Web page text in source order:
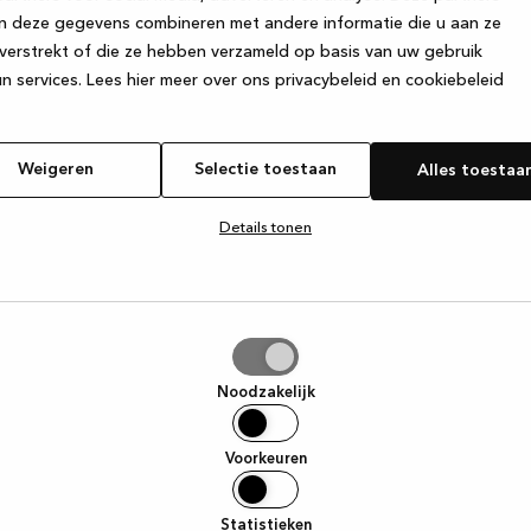
deze gegevens combineren met andere informatie die u aan ze
of die ze hebben verzameld op basis van uw gebruik
services. Lees hier meer over ons privacybeleid en cookiebeleid
Weigeren Selectie toestaan Alles
Details tonen
Noodzakelijk
Voorkeuren
Statistieken
has occurred while loadingwww.kvik.be (see the